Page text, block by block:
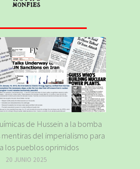
de Hussein a la bomba
mentiras del imperialismo para
los pueblos oprimidos
20 JUNIO 2025